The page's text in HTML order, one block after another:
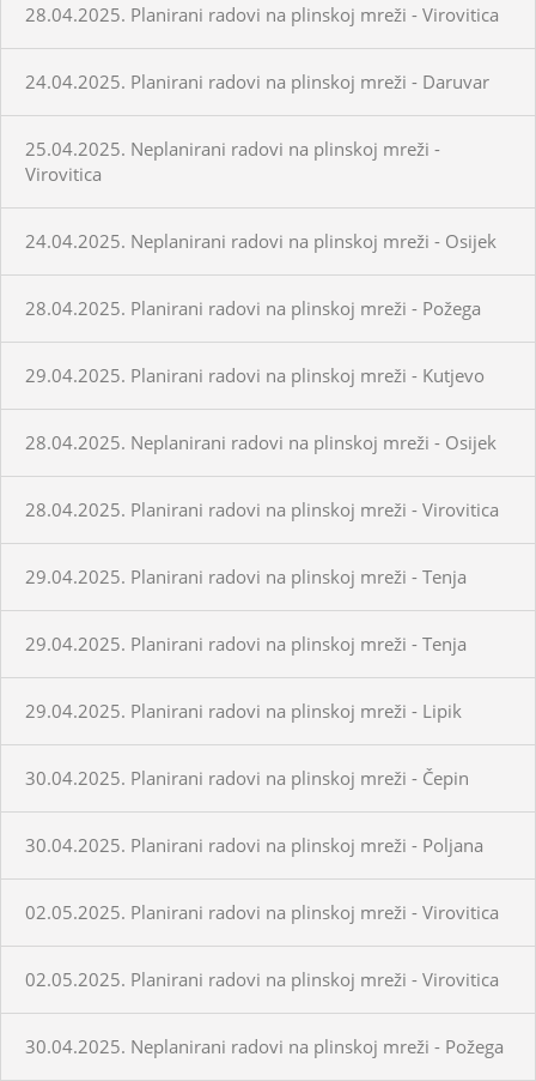
28.04.2025. Planirani radovi na plinskoj mreži - Virovitica
24.04.2025. Planirani radovi na plinskoj mreži - Daruvar
25.04.2025. Neplanirani radovi na plinskoj mreži -
Virovitica
24.04.2025. Neplanirani radovi na plinskoj mreži - Osijek
28.04.2025. Planirani radovi na plinskoj mreži - Požega
29.04.2025. Planirani radovi na plinskoj mreži - Kutjevo
28.04.2025. Neplanirani radovi na plinskoj mreži - Osijek
28.04.2025. Planirani radovi na plinskoj mreži - Virovitica
29.04.2025. Planirani radovi na plinskoj mreži - Tenja
29.04.2025. Planirani radovi na plinskoj mreži - Tenja
29.04.2025. Planirani radovi na plinskoj mreži - Lipik
30.04.2025. Planirani radovi na plinskoj mreži - Čepin
30.04.2025. Planirani radovi na plinskoj mreži - Poljana
02.05.2025. Planirani radovi na plinskoj mreži - Virovitica
02.05.2025. Planirani radovi na plinskoj mreži - Virovitica
30.04.2025. Neplanirani radovi na plinskoj mreži - Požega